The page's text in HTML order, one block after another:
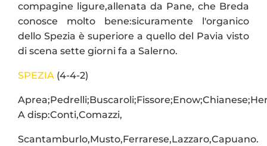
compagine ligure,allenata da Pane, che Breda
conosce molto bene:sicuramente l'organico
dello Spezia è superiore a quello del Pavia visto
di scena sette giorni fa a Salerno.
SPEZIA (4-4-2)
A disp:Conti,Comazzi,
Scantamburlo,Musto,Ferrarese,Lazzaro,Capuano.